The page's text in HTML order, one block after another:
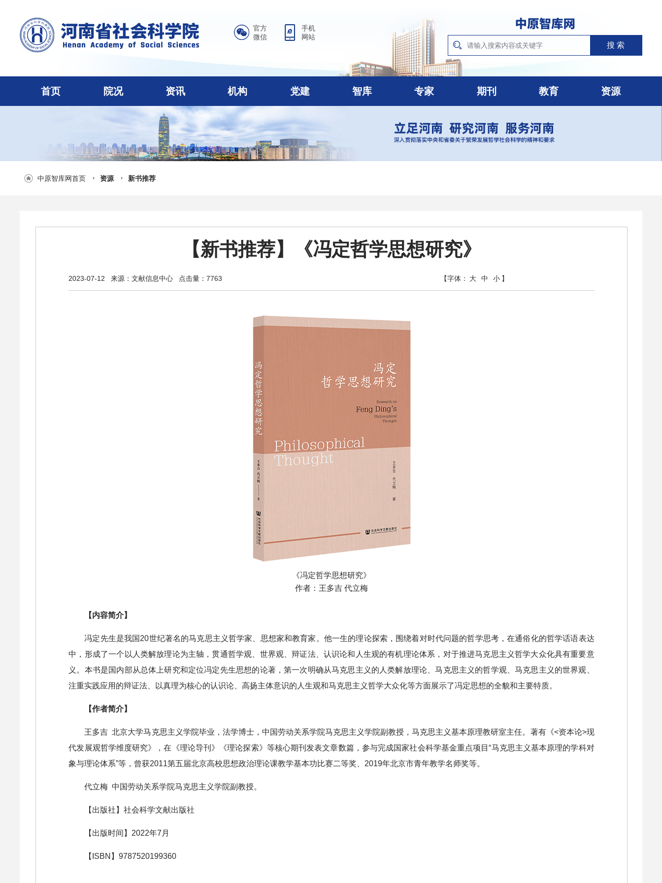
官方
微信
手机
网站
首页 院况 资讯 机构 党建 智库 专家 期刊 教育 资源
中原智库网首页 资源 新书推荐
【新书推荐】《冯定哲学思想研究》
2023-07-12 来源：文献信息中心 点击量：7763 【字体： 大 中 小 】
《冯定哲学思想研究》
作者：王多吉 代立梅
【内容简介】
冯定先生是我国20世纪著名的马克思主义哲学家、思想家和教育家。他一生的理论探索，围绕着对时代问题的哲学思考，在通俗化的哲学话语表达
中，形成了一个以人类解放理论为主轴，贯通哲学观、世界观、辩证法、认识论和人生观的有机理论体系，对于推进马克思主义哲学大众化具有重要意
义。本书是国内部从总体上研究和定位冯定先生思想的论著，第一次明确从马克思主义的人类解放理论、马克思主义的哲学观、马克思主义的世界观、
注重实践应用的辩证法、以真理为核心的认识论、高扬主体意识的人生观和马克思主义哲学大众化等方面展示了冯定思想的全貌和主要特质。
【作者简介】
王多吉 北京大学马克思主义学院毕业，法学博士，中国劳动关系学院马克思主义学院副教授，马克思主义基本原理教研室主任。著有《<资本论>现
代发展观哲学维度研究》，在《理论导刊》《理论探索》等核心期刊发表文章数篇，参与完成国家社会科学基金重点项目“马克思主义基本原理的学科对
象与理论体系”等，曾获2011第五届北京高校思想政治理论课教学基本功比赛二等奖、2019年北京市青年教学名师奖等。
代立梅 中国劳动关系学院马克思主义学院副教授。
【出版社】社会科学文献出版社
【出版时间】2022年7月
【ISBN】9787520199360